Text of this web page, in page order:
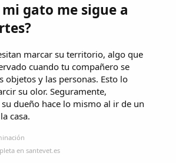
gato me sigue a
marcar su territorio, algo que
cuando tu compañero se
objetos y las personas. Esto lo
su olor. Seguramente,
dueño hace lo mismo al ir de un
casa.
en santevet.es